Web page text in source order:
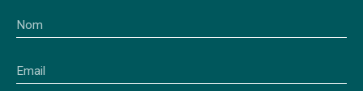
Nom
Email